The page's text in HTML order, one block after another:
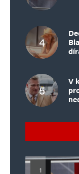
V